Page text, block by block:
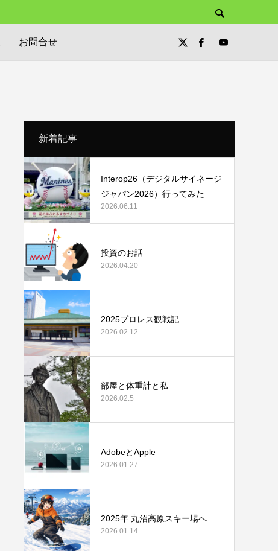
お問合せ
新着記事
Interop26（デジタルサイネージ
ジャパン2026）行ってみた
2026.06.11
投資のお話
2026.04.20
2025プロレス観戦記
2026.02.12
部屋と体重計と私
2026.02.5
AdobeとApple
2026.01.27
2025年 丸沼高原スキー場へ
2026.01.14